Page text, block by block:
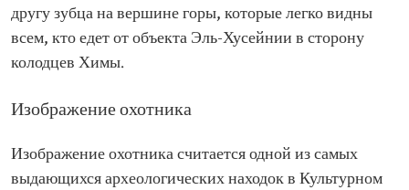
другу зубца на вершине горы, которые легко видны
всем, кто едет от объекта Эль-Хусейнии в сторону
колодцев Химы.
Изображение охотника
Изображение охотника считается одной из самых
выдающихся археологических находок в Культурном